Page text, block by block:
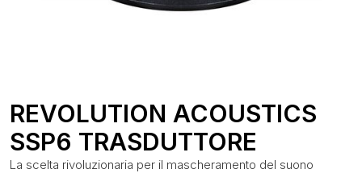
REVOLUTION ACOUSTICS
SSP6 TRASDUTTORE
La scelta rivoluzionaria per il mascheramento del suono